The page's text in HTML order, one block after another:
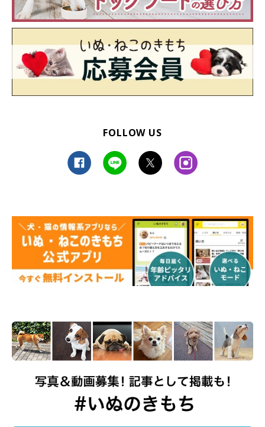
いぶきくんを新たに家族に迎えたご夫婦。いぶきくんは家にやっ
てきた当初、「ここどこ？」「帰りたいよ」という感じで窓の外
を眺めていたそう。
しかし、ななちゃんと遊んだり、ご夫婦と一緒に寝たり、いろん
いぶきくんよりも、体が大きくて強いというななちゃん。しかし、ななちゃ
んのほうからいぶきくんにくっついたり、一緒に寄り添って寝たがるそう
で、「ななはツンデレだな」と思うことが多々あるそうです。
@nana_77staglam
先住犬のななちゃんはというと、いぶきくんがやってきた日はヤ
キモチを焼いていたそうですが、すぐにいぶきくんのことを受け
FOLLOW US